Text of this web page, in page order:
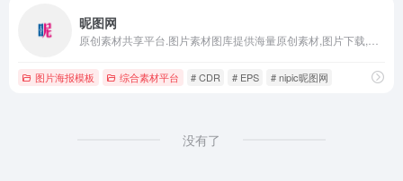
昵图网
图片海报模板 综合素材平台 # CDR # EPS # nipic昵图网
没有了